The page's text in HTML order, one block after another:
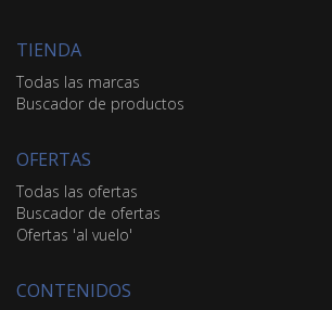
TIENDA
Todas las marcas
Buscador de productos
OFERTAS
Todas las ofertas
Buscador de ofertas
Ofertas 'al vuelo'
CONTENIDOS